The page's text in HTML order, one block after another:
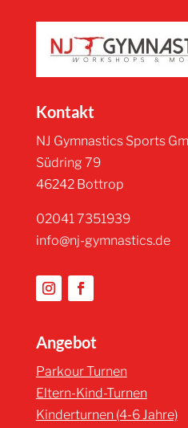
Kontakt
NJ Gymnastics Sports
Südring 79
46242 Bottrop
02041 7351939
info@nj-gymnastics.de
Angebot
Parkour Turnen
Eltern-Kind-Turnen
Kinderturnen (4-6 Jahre)